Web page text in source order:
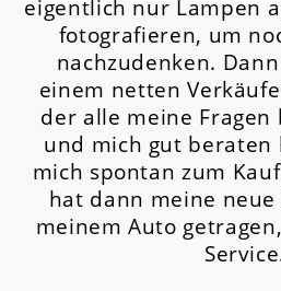
eigentlich nur Lampen
fotografieren, um
nachzudenken.
einem netten
der alle meine
und mich gut beraten
mich spontan zum
hat dann meine neue
meinem Auto